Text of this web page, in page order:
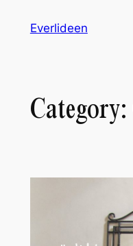
Everlideen
Category: